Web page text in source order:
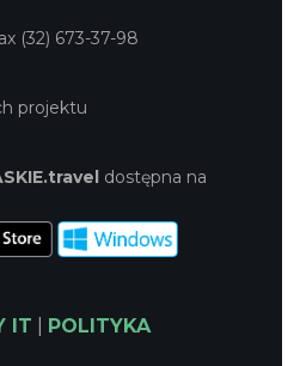
(32) 673-37-98
projektu
dostępna na
IT
POLITYKA